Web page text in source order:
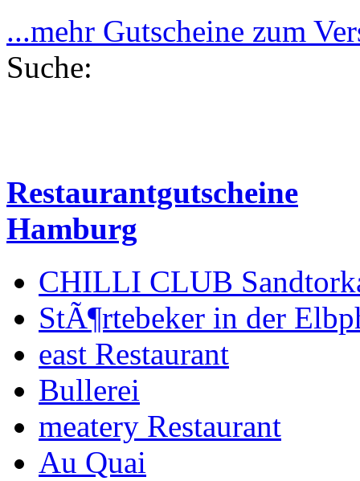
...mehr Gutscheine zum
Suche:
Restaurantgutscheine
Hamburg
CHILLI CLUB
StÃ¶rtebeker in der
east Restaurant
Bullerei
meatery Restaurant
Au Quai